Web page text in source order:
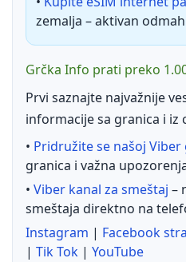
zemalja – aktivan
Grčka Info prati preko
Prvi saznajte najvažnije
informacije sa granica i iz
• Pridružite se našoj Viber
granica i važna
• Viber kanal za smeštaj –
smeštaja direktno na
Instagram | Facebook
| Tik Tok | YouTube